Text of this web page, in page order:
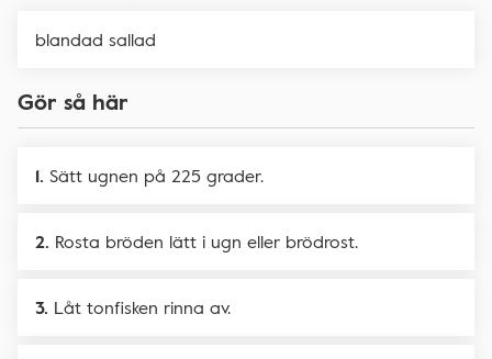
blandad sallad
Gör så här
Sätt ugnen på 225 grader.
Rosta bröden lätt i ugn eller brödrost.
Låt tonfisken rinna av.